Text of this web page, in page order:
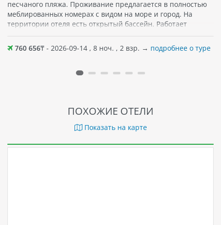
песчаного пляжа. Проживание предлагается в полностью
меблированных номерах с видом на море и город. На
территории отеля есть открытый бассейн. Работает
ресторан, где по утрам гости могут насладиться завтраком,
а также попробовать блюда вьетнамской кухни. Различные
напитки и блюда ждут гостей и в кофейне отеля. Среди
тренажерный зал. Поблизости — кафе и магазины.
760 656₸ - 2026-09-14 , 8 ноч. , 2 взр. → подробнее о туре
ПОХОЖИЕ ОТЕЛИ
Показать на карте